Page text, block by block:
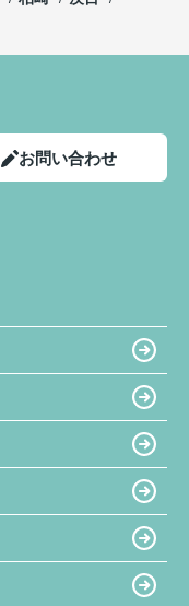
お問い合わせ